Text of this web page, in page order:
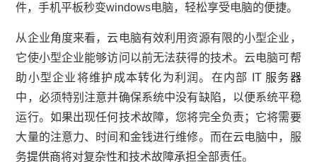
件，手机平板秒变windows电脑，轻松享受电脑的便捷。
从企业角度来看，云电脑有效利用资源有限的小型企业，
它使小型企业能够访问以前无法获得的技术。云电脑可帮
助小型企业将维护成本转化为利润。在内部 IT 服务器
中，必须特别注意并确保系统中没有缺陷，以便系统平稳
运行。如果出现任何技术故障，您将完全负责；它将需要
大量的注意力、时间和金钱进行维修。而在云电脑中，服
务提供商将对复杂性和技术故障承担全部责任。